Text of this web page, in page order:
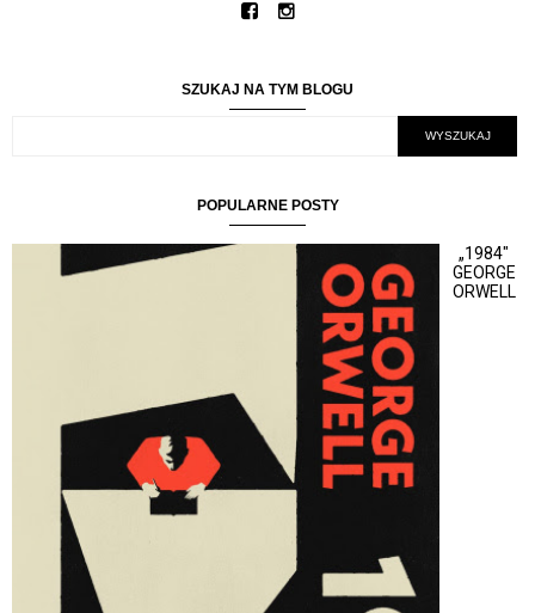
SZUKAJ NA TYM BLOGU
POPULARNE POSTY
„1984"
GEORGE
ORWELL